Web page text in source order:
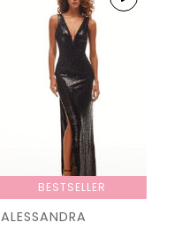
BESTSELLER
ALESSANDRA